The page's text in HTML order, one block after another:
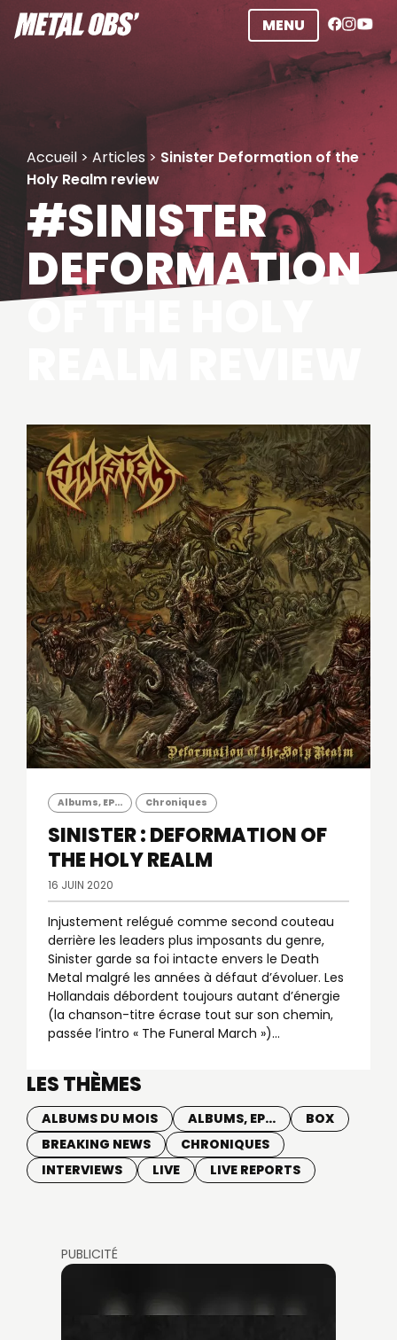
Aller
au
MENU
Accueil > Articles > Sinister Deformation of the
Holy Realm review
#SINISTER
DEFORMATION
OF THE HOLY
Albums, EP... Chroniques
SINISTER : DEFORMATION OF
THE HOLY REALM
16 JUIN 2020
Injustement relégué comme second couteau
derrière les leaders plus imposants du genre,
Sinister garde sa foi intacte envers le Death
Metal malgré les années à défaut d’évoluer. Les
Hollandais débordent toujours autant d’énergie
(la chanson-titre écrase tout sur son chemin,
passée l’intro « The Funeral March »)...
LES THÈMES
ALBUMS DU MOIS ALBUMS, EP...
BOX
BREAKING NEWS
CHRONIQUES
INTERVIEWS
LIVE LIVE REPORTS
PUBLICITÉ